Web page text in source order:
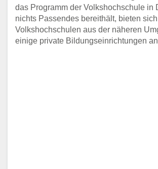
das Programm der Volkshochschule in
nichts Passendes bereithält, bieten sich
Volkshochschulen aus der näheren
einige private Bildungseinrichtungen